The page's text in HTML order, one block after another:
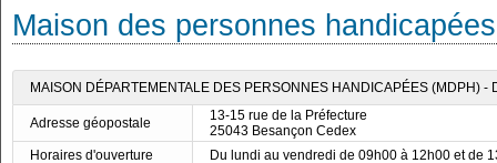
Maison des personnes
MAISON DÉPARTEMENTALE DES PERSONNES HANDICAPÉES (MDPH) -
Adresse géopostale
13-15 rue de la Préfecture
25043 Besançon Cedex
Horaires d'ouverture
Du lundi au vendredi de 09h00 à 12h00 et de